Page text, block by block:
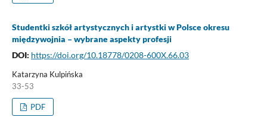
Studentki szkół artystycznych i artystki w Polsce okresu
międzywojnia – wybrane aspekty profesji
DOI: https://doi.org/10.18778/0208-600X.66.03
Katarzyna Kulpińska
33-53
PDF